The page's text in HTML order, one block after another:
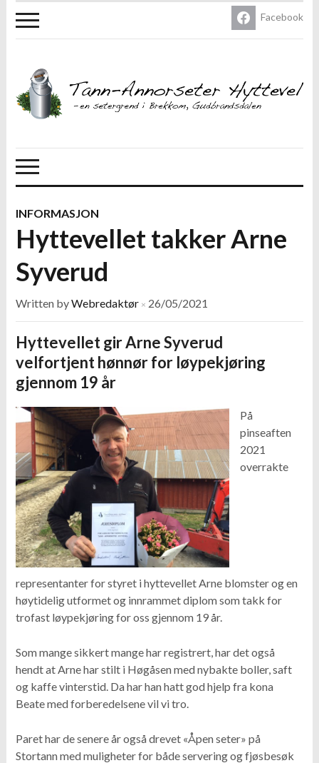
Facebook
INFORMASJON
Hyttevellet takker Arne
Syverud
Written byWebredaktør × 26/05/2021
Hyttevellet gir Arne Syverud
velfortjent hønnør for løypekjøring
gjennom 19 år
På
pinseaften
2021
overrakte
representanter for styret i hyttevellet Arne blomster og en
høytidelig utformet og innrammet diplom som takk for
trofast løypekjøring for oss gjennom 19 år.
Som mange sikkert mange har registrert, har det også
hendt at Arne har stilt i Høgåsen med nybakte boller, saft
og kaffe vinterstid. Da har han hatt god hjelp fra kona
Beate med forberedelsene vil vi tro.
Paret har de senere år også drevet «Åpen seter» på
Stortann med muligheter for både servering og fjøsbesøk